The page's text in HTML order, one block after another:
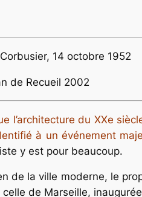
14 octobre 1952
de Recueil 2002
l’architecture du XXe
à un événement
y est pour beaucoup.
de la ville moderne, le
de Marseille,